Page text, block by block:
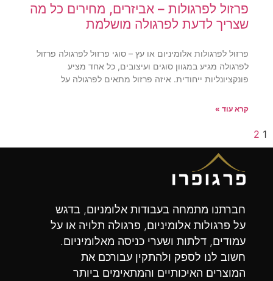
פרזול לפרגולות – אביזרים, מחירים כל מה
שצריך לדעת לפרגולה מושלמת
פרזול לפרגולות אלומיניום או עץ – סוגי פרזול לפרגולה פרזול
לפרגולה מגיע במגוון סוגים ועיצובים, כל אחד מציע
פונקציונליות ייחודית. איזה פרזול מתאים לפרגולה על
קרא עוד »
1
2
חברתנו מתמחה בעבודות אלומניום, בדגש
על פרגולות אלומיניום, פרגולה תלויה או על
עמודים, דלתות ושערי כניסה מאלומיניום.
חשוב לנו לספק ולהתקין עבורכם את
המוצרים האיכותיים והמתאימים ביותר